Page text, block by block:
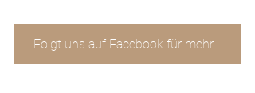
Folgt uns auf Facebook für mehr ...